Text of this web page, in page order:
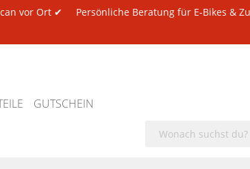
vor Ort ✔ Persönliche Beratung für E-Bikes &
GUTSCHEIN